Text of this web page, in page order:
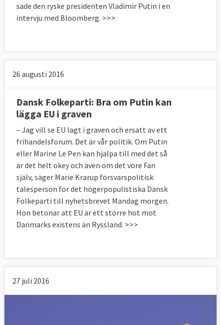
sade den ryske presidenten Vladimir Putin i en
intervju med Bloomberg. >>>
26 augusti 2016
Dansk Folkeparti: Bra om Putin kan
lägga EU i graven
– Jag vill se EU lagt i graven och ersatt av ett
frihandelsforum. Det är vår politik. Om Putin
eller Marine Le Pen kan hjälpa till med det så
är det helt okey och även om det vore Fan
själv, säger Marie Krarup försvarspolitisk
talesperson för det högerpopulistiska Dansk
Folkeparti till nyhetsbrevet Mandag morgen.
Hon betonar att EU är ett större hot mot
Danmarks existens än Ryssland. >>>
27 juli 2016